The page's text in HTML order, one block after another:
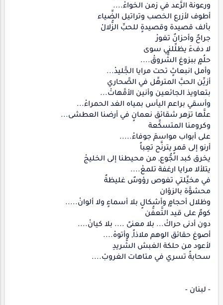
ورعونة الرَّعد في زمن الخواءْ....
أطوف لأزرع الخصب وتراتيل الضِّياء
بألف قصيدة وقصيدةٍ للحبِّ الزُّلالْ
جراحٌ وأحزانٌ تغورْ
لا دفءَ يظلِّلني سوى
حلُمٍ ببزوغ الشُّروقْ....
وأمل انبعاثٍ تحت مرايا الجَّليدْ...
أزيِّن الحبَّ المترهِّل في الصَّحاري
بتعاويذ الجائعين وأنين الأمَّهاتْ...
وأسقي براعم اليأس بمياه الغد الحمراءْ...
علَّها تزهر شقائق نعمانٍ في أرضنا العطشى...
وكرومنا المتسكِّعة
على أبواب مواسمَ جوفاءْ.....
أرنو إلى قمرٍ يترنَّح تعِباً
يخرق كبد الجُّوع, من محيطنا إلى الخليجْ
يتلألا مرايا ارغفة تلمعْ....
في مخيِّلتي تغوص رؤوسٌ غليظةٌ
محشوَّة بالزؤان
وظلال أحجامٍ وأشكالٍ بلا أسماءٍ ولا ألوانْ.....
كومٌ على قيد التَّعفُّن
دون أدنى حراكْ... بلا معنىً .... بلا كيانْ....
أصوغ حقائق الوهم ملاذاً, وأتوهْ....
لأعود من حلكة الغبش الشَّريدِ
سحابةً تسري في متاهات الغروبْ....
- لبنان -